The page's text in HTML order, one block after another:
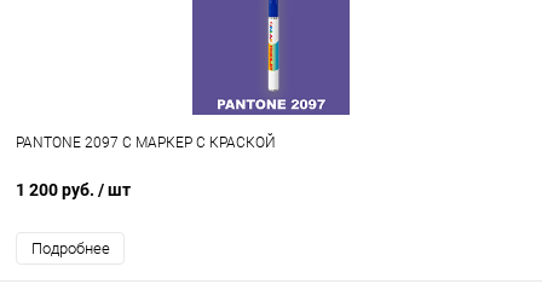
PANTONE 2097 C МАРКЕР С КРАСКОЙ
1 200 руб. / шт
Подробнее